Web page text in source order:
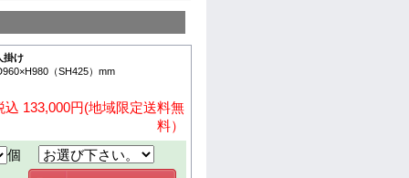
け
（SH425）mm
込 133,000円(地域限定送料無
料）
個